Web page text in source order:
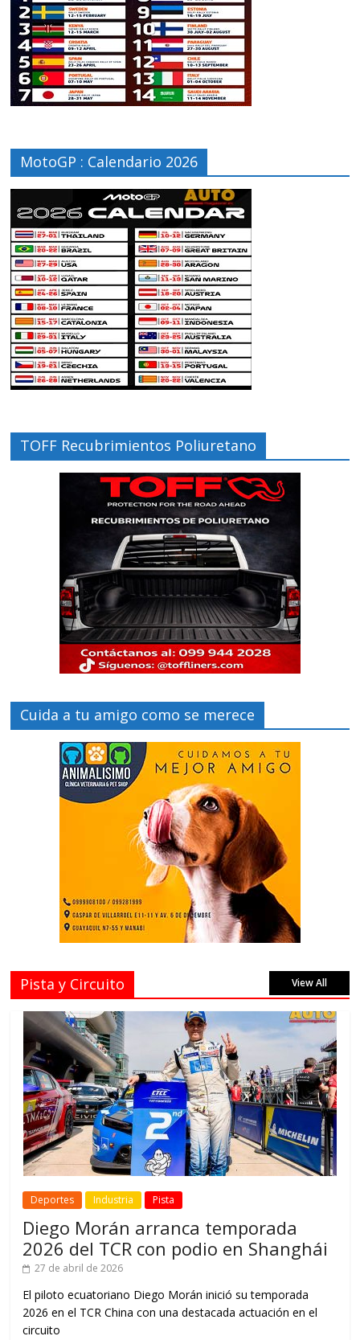
MotoGP : Calendario 2026
TOFF Recubrimientos Poliuretano
Cuida a tu amigo como se merece
Pista y Circuito View All
Deportes Industria Pista
Diego Morán arranca temporada
2026 del TCR con podio en Shanghái
27 de abril de 2026
El piloto ecuatoriano Diego Morán inició su temporada
2026 en el TCR China con una destacada actuación en el
circuito